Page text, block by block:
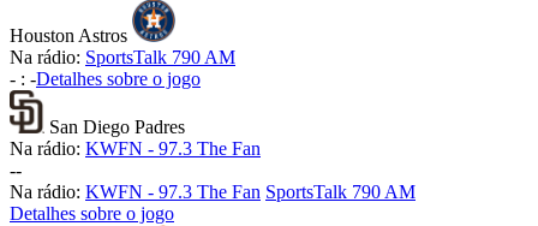
Houston Astros
Na rádio: SportsTalk 790 AM
- : -Detalhes sobre o jogo
San Diego Padres
Na rádio: KWFN - 97.3 The Fan
--
Na rádio: KWFN - 97.3 The Fan SportsTalk 790 AM
Detalhes sobre o jogo